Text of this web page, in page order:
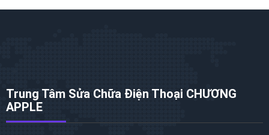
Trung Tâm Sửa Chữa Điện Thoại CHƯƠNG
APPLE